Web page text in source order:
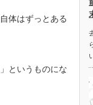
体はずっとある
というものにな